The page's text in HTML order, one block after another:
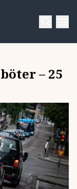
– 25